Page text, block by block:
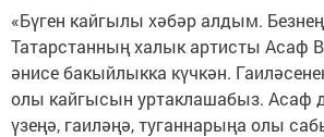
«Бүген кайгылы хәбәр алдым.
Татарстанның халык артисты Асаф
әнисе бакыйлыкка күчкән.
олы кайгысын уртаклашабыз. Асаф
үзеңә, гаиләңә, туганнарыңа олы